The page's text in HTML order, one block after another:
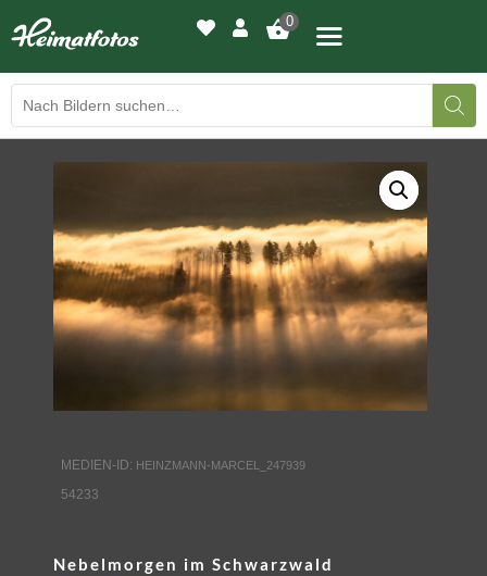
0
DRUCKQUALITÄTEN
LED-LEUCHTBILDER
WIR DRUCKEN IHR BILD
KONTAKT
MEDIEN-ID: HEINZMANN-MARCEL_247939
54233
Nebelmorgen im Schwarzwald